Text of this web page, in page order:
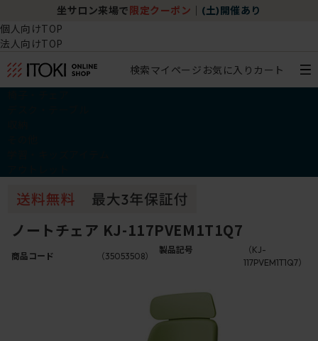
坐サロン来場で 限定クーポン (土)開催あり
個人向けTOP
法人向けTOP
検索マイページ お気に入り カート
ノートチェア KJ-117PVEM1T1Q7
商品コード （35053508）
製品記号
（KJ-
117PVEM1T1Q7）